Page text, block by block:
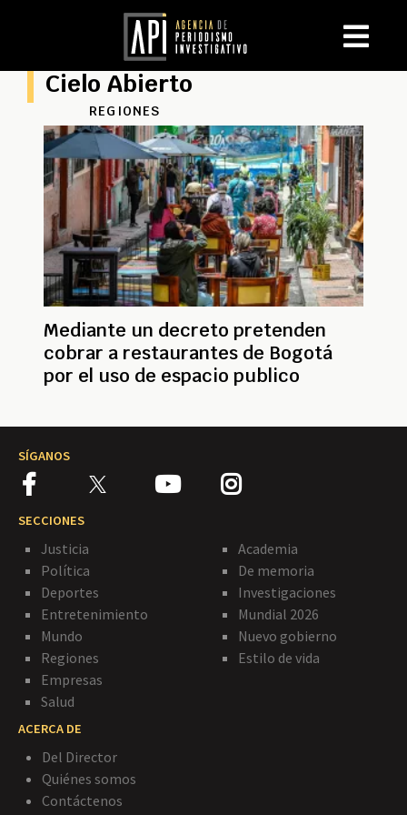
Cielo Abierto
REGIONES
Mediante un decreto pretenden
cobrar a restaurantes de Bogotá
por el uso de espacio publico
SÍGANOS
SECCIONES
Justicia
Política
Deportes
Entretenimiento
Mundo
Regiones
Empresas
Salud
Academia
De memoria
Investigaciones
Mundial 2026
Nuevo gobierno
Estilo de vida
ACERCA DE
Del Director
Quiénes somos
Contáctenos